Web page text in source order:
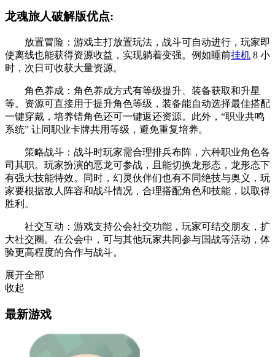
龙魂旅人破解版优点:
放置冒险：游戏主打放置玩法，战斗可自动进行，玩家即
使离线也能获得资源收益，实现躺着变强。例如睡前挂机 8 小
时，次日可收获大量资源。
角色养成：角色养成方式有等级提升、装备获取和升星
等。资源可直接用于提升角色等级，装备能自动选择最佳搭配
一键穿戴，培养错角色还可一键返还资源。此外，“职业共鸣
系统” 让同职业卡牌共用等级，避免重复培养。
策略战斗：战斗时玩家需合理排兵布阵，六种职业角色各
司其职。玩家扮演的恶龙可参战，且能切换龙形态，龙形态下
有强大技能特效。同时，幻灵伙伴们也有不同绝技与奥义，玩
家要根据敌人阵容和战斗情况，合理搭配角色和技能，以取得
胜利。
社交互动：游戏支持公会社交功能，玩家可结交朋友，扩
大社交圈。在公会中，可与其他玩家共同参与国战等活动，体
验更高程度的合作与战斗。
展开全部
收起
最新游戏